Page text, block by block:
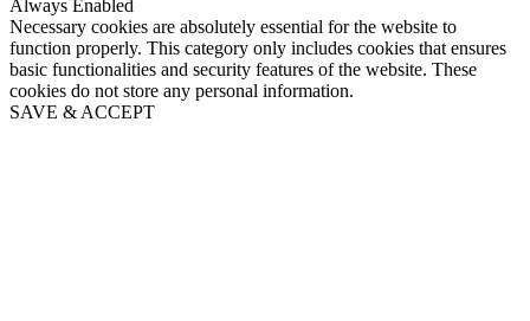
Always Enabled
Necessary cookies are absolutely essential for the website to
function properly. This category only includes cookies that ensures
basic functionalities and security features of the website. These
cookies do not store any personal information.
SAVE & ACCEPT